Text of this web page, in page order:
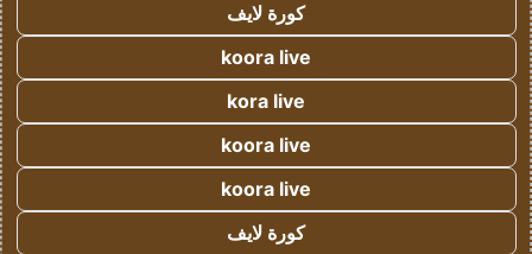
كورة لايف
koora live
kora live
koora live
koora live
كورة لايف